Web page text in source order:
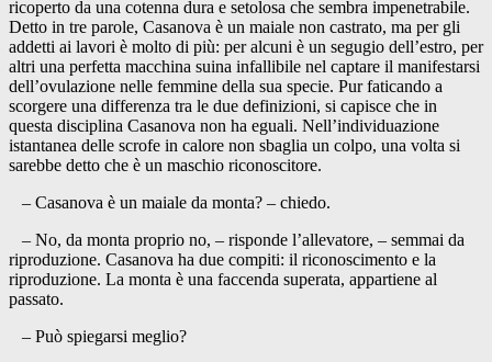
ricoperto da una cotenna dura e setolosa che sembra impenetrabile.
Detto in tre parole, Casanova è un maiale non castrato, ma per gli
addetti ai lavori è molto di più: per alcuni è un segugio dell’estro, per
altri una perfetta macchina suina infallibile nel captare il manifestarsi
dell’ovulazione nelle femmine della sua specie. Pur faticando a
scorgere una differenza tra le due definizioni, si capisce che in
questa disciplina Casanova non ha eguali. Nell’individuazione
istantanea delle scrofe in calore non sbaglia un colpo, una volta si
sarebbe detto che è un maschio riconoscitore.
– Casanova è un maiale da monta? – chiedo.
– No, da monta proprio no, – risponde l’allevatore, – semmai da
riproduzione. Casanova ha due compiti: il riconoscimento e la
riproduzione. La monta è una faccenda superata, appartiene al
passato.
– Può spiegarsi meglio?